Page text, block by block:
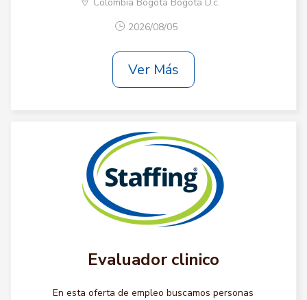
2026/08/05
Ver Más
Evaluador clinico
En esta oferta de empleo buscamos personas